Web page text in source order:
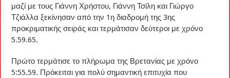
μαζί με τους Γιάννη Χρήστου, Γιάννη Τσίλη και Γιώργο
Τζιάλλα ξεκίνησαν από την 1η διαδρομή της 3ης
προκριματικής σειράς και τερμάτισαν δεύτεροι με χρόνο
5.59.65.
Πρώτο τερμάτισε το πλήρωμα της Βρετανίας με χρόνο
5:55.59. Πρόκειται για πολύ σημαντική επιτυχία που